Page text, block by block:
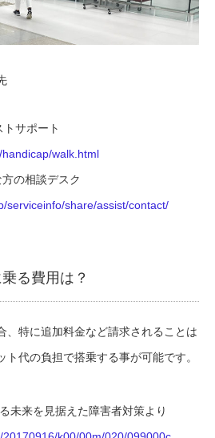
サポート
walk.html
の相談デスク
serviceinfo/share/assist/contact/
る費用は？
、特に追加料金など請求されることは
代の負担で搭乗する事が可能です。
未来を見据えた障害者対策より